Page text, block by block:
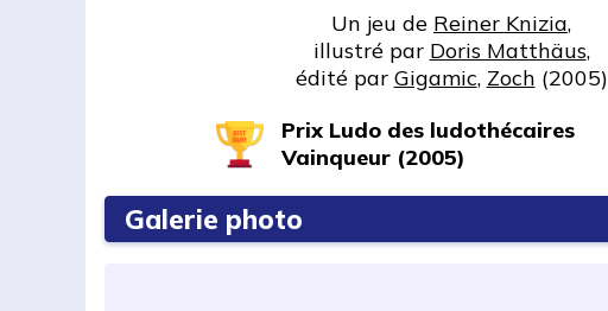
Un jeu de Reiner Knizia,
illustré par Doris Matthäus,
édité par Gigamic, Zoch (2005)
Prix Ludo des ludothécaires
Vainqueur (2005)
Galerie photo